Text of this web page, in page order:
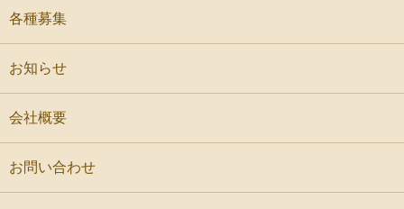
各種募集
お知らせ
会社概要
お問い合わせ